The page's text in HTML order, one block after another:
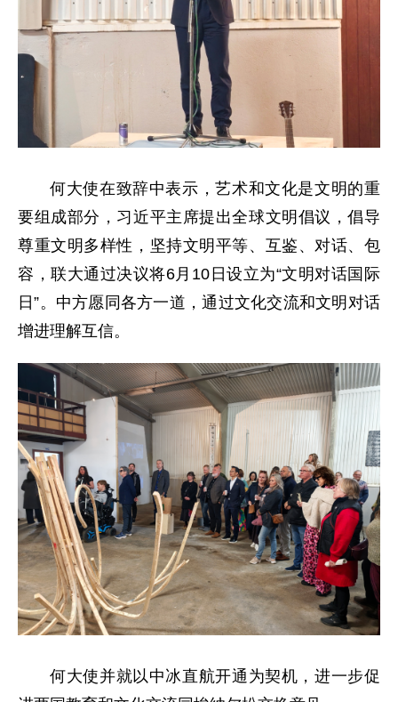
何大使在致辞中表示，艺术和文化是文明的重
要组成部分，习近平主席提出全球文明倡议，倡导
尊重文明多样性，坚持文明平等、互鉴、对话、包
容，联大通过决议将6月10日设立为“文明对话国际
日”。中方愿同各方一道，通过文化交流和文明对话
增进理解互信。
何大使并就以中冰直航开通为契机，进一步促